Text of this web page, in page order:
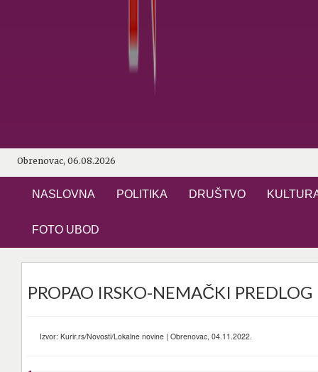
Obrenovac, 06.08.2026
NASLOVNA POLITIKA DRUŠTVO
FOTO UBOD
PROPAO IRSKO-NEMAČKI PREDLOG
Izvor: Kurir.rs/Novosti/Lokalne novine | Obrenovac, 04.11.2022.